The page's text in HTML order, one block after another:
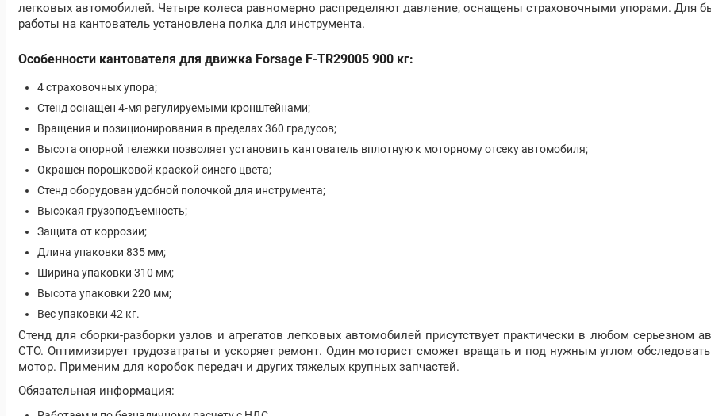
легковых автомобилей. Четыре колеса равномерно распределяют давление, оснащены страховочными упорами. Для
работы на кантователь установлена полка для инструмента.
Особенности кантователя для движка Forsage F-TR29005 900 кг:
4 страховочных упора;
Стенд оснащен 4-мя регулируемыми кронштейнами;
Вращения и позиционирования в пределах 360 градусов;
Высота опорной тележки позволяет установить кантователь вплотную к моторному отсеку автомобиля;
Окрашен порошковой краской синего цвета;
Стенд оборудован удобной полочкой для инструмента;
Высокая грузоподъемность;
Защита от коррозии;
Длина упаковки 835 мм;
Ширина упаковки 310 мм;
Высота упаковки 220 мм;
Вес упаковки 42 кг.
Стенд для сборки-разборки узлов и агрегатов легковых автомобилей присутствует практически в любом серьезном
СТО. Оптимизирует трудозатраты и ускоряет ремонт. Один моторист сможет вращать и под нужным углом обследовать
мотор. Применим для коробок передач и других тяжелых крупных запчастей.
Обязательная информация: